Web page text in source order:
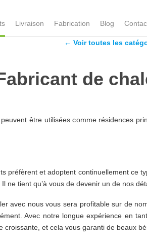
Livraison Fabrication Blog
← Voir toutes les
de
être utilisées comme résidences
préfèrent et adoptent continuellement
ne tient qu’à vous de devenir un de nos
avec nous vous sera profitable sur de
Avec notre longue expérience en
et cela vous garanti de beaux